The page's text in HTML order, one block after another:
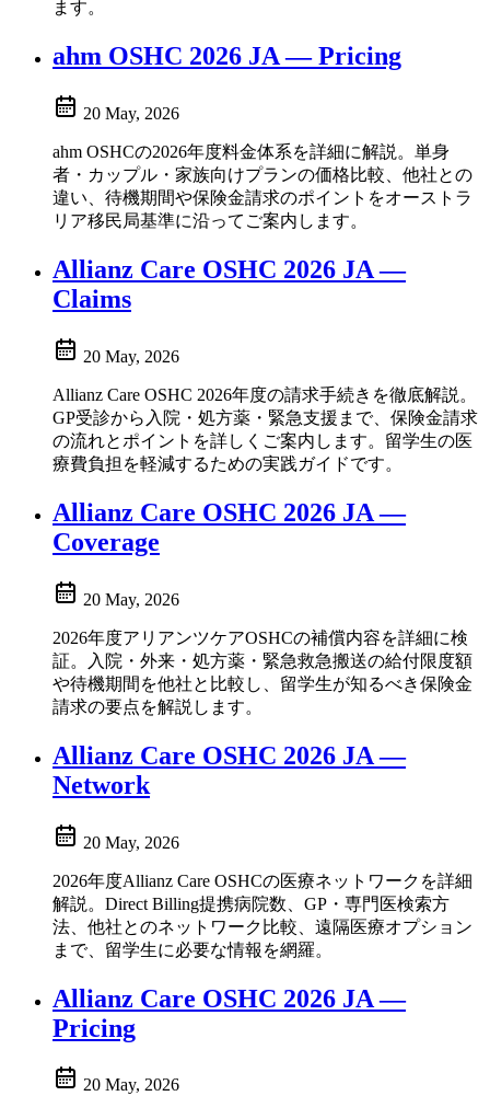
ます。
ahm OSHC 2026 JA — Pricing
20 May, 2026
ahm OSHCの2026年度料金体系を詳細に解説。単身
者・カップル・家族向けプランの価格比較、他社との
違い、待機期間や保険金請求のポイントをオーストラ
リア移民局基準に沿ってご案内します。
Allianz Care OSHC 2026 JA —
Claims
20 May, 2026
Allianz Care OSHC 2026年度の請求手続きを徹底解説。
GP受診から入院・処方薬・緊急支援まで、保険金請求
の流れとポイントを詳しくご案内します。留学生の医
療費負担を軽減するための実践ガイドです。
Allianz Care OSHC 2026 JA —
Coverage
20 May, 2026
2026年度アリアンツケアOSHCの補償内容を詳細に検
証。入院・外来・処方薬・緊急救急搬送の給付限度額
や待機期間を他社と比較し、留学生が知るべき保険金
請求の要点を解説します。
Allianz Care OSHC 2026 JA —
Network
20 May, 2026
2026年度Allianz Care OSHCの医療ネットワークを詳細
解説。Direct Billing提携病院数、GP・専門医検索方
法、他社とのネットワーク比較、遠隔医療オプション
まで、留学生に必要な情報を網羅。
Allianz Care OSHC 2026 JA —
Pricing
20 May, 2026